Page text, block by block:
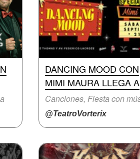
DANCING MOOD CON
MIMI MAURA LLEGA A
@TeatroVorterix